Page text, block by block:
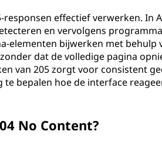
responsen effectief verwerken. In
en vervolgens
elementen bijwerken met behulp
dat de volledige pagina
van 205 zorgt voor consistent
bepalen hoe de interface
No Content?